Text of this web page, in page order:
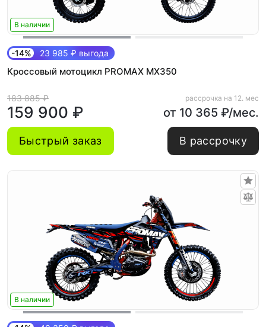
В наличии
-14% 23 985 ₽ выгода
Кроссовый мотоцикл PROMAX MX350
183 885 ₽
159 900 ₽
рассрочка на 12. мес
от 10 365 ₽/мес.
Быстрый заказ В рассрочку
В наличии